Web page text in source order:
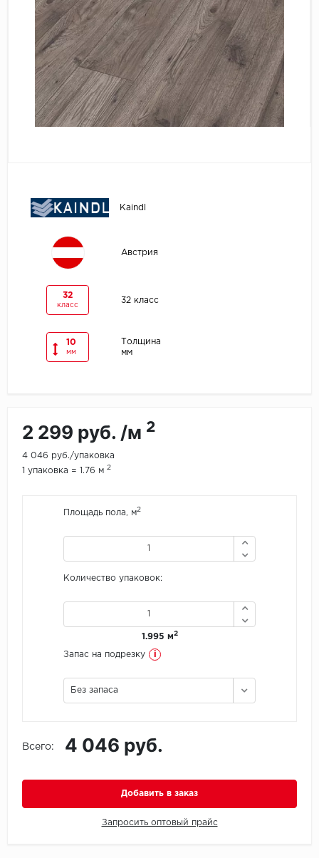
Damy Floor
Decoria
Dolce Flooring
ECO Parquet
Jinan PDM
LG Decotile
Millenium
Kaindl
Австрия
32
класс
32 класс
10
мм
Толщина
мм
2 299 руб. /м 2
4 046 руб./упаковка
1 упаковка = 1.76 м 2
Площадь пола, м2
Количество упаковок:
1.995 м2
Запас на подрезку i
Без запаса
Всего: 4 046 руб.
Добавить в заказ
Запросить оптовый прайс